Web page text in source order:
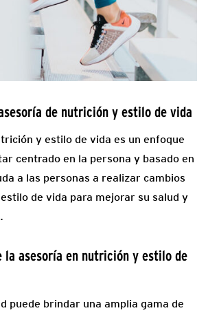
de nutrición y estilo de vida
y estilo de vida es un enfoque
centrado en la persona y basado en
a las personas a realizar cambios
de vida para mejorar su salud y
la asesoría en nutrición y estilo de
puede brindar una amplia gama de